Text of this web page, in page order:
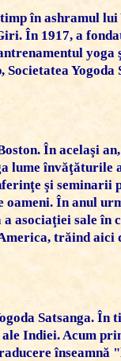
în ashramul lui
. În 1917, a
Yogoda
În acelaşi
lume învăţăturile
şi seminarii
oameni. În anul
asociaţiei sale în
trăind aici
Satsanga. În
Indiei. Acum
înseamnă